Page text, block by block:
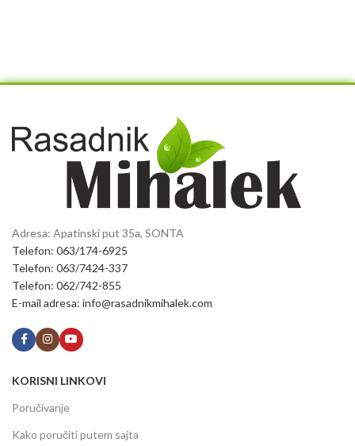
Adresa: Apatinski put 35a, SONTA
Telefon: 063/174-6925
Telefon: 063/7424-337
Telefon: 062/742-855
E-mail adresa: info@rasadnikmihalek.com
KORISNI LINKOVI
Poručivanje
Kako poručiti putem sajta